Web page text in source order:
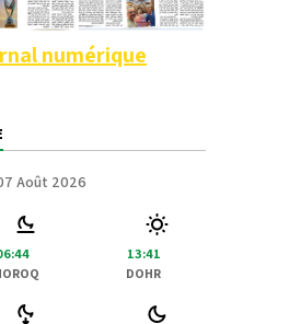
numérique
Août 2026
13:41
DOHR